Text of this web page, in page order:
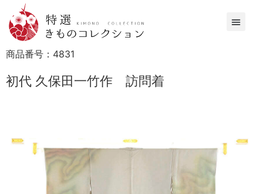
商品番号： 4831
初代 久保田一竹作 訪問着